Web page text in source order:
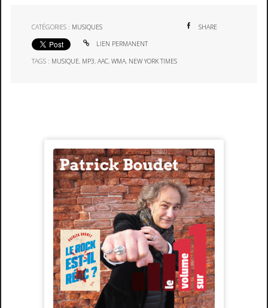
CATÉGORIES : MUSIQUES SHARE
LIEN PERMANENT
TAGS : MUSIQUE, MP3,AAC,WMA, NEW YORK TIMES